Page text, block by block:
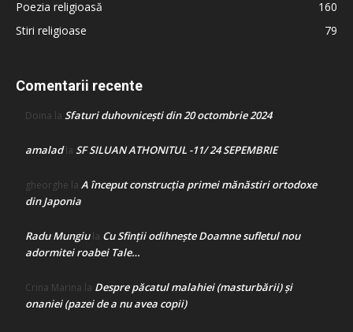
Poezia religioasă
160
Stiri religioase
79
Comentarii recente
Doina la Sfaturi duhovnicești din 20 octombrie 2024
amaladla SF SILUAN ATHONITUL -11/ 24 SEPEMBRIE
gheorghe la A început construcţia primei mănăstiri ortodoxe
din Japonia
Radu Mungiula Cu Sfinții odihnește Doamne sufletul nou
adormitei roabei Tale…
Crina Marina la Despre păcatul malahiei (masturbării) şi
onaniei (pazei de a nu avea copii)